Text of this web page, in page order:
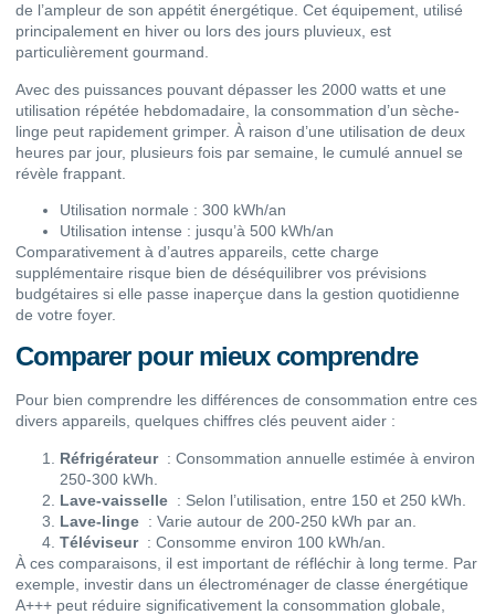
de l’ampleur de son appétit énergétique. Cet équipement, utilisé
principalement en hiver ou lors des jours pluvieux, est
particulièrement gourmand.
Avec des puissances pouvant dépasser les 2000 watts et une
utilisation répétée hebdomadaire, la consommation d’un sèche-
linge peut rapidement grimper. À raison d’une utilisation de deux
heures par jour, plusieurs fois par semaine, le cumulé annuel se
révèle frappant.
Utilisation normale : 300 kWh/an
Utilisation intense : jusqu’à 500 kWh/an
Comparativement à d’autres appareils, cette charge
supplémentaire risque bien de déséquilibrer vos prévisions
budgétaires si elle passe inaperçue dans la gestion quotidienne
de votre foyer.
Comparer pour mieux comprendre
Pour bien comprendre les différences de consommation entre ces
divers appareils, quelques chiffres clés peuvent aider :
Réfrigérateur: Consommation annuelle estimée à environ
250-300 kWh.
Lave-vaisselle : Selon l’utilisation, entre 150 et 250 kWh.
Lave-linge : Varie autour de 200-250 kWh par an.
Téléviseur: Consomme environ 100 kWh/an.
À ces comparaisons, il est important de réfléchir à long terme. Par
exemple, investir dans un électroménager de classe énergétique
A+++ peut réduire significativement la consommation globale,